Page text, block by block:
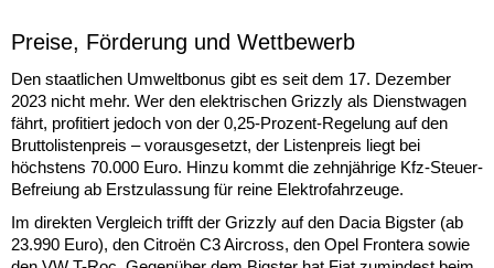
Preise, Förderung und Wettbewerb
Den staatlichen Umweltbonus gibt es seit dem 17. Dezember
2023 nicht mehr. Wer den elektrischen Grizzly als Dienstwagen
fährt, profitiert jedoch von der 0,25-Prozent-Regelung auf den
Bruttolistenpreis – vorausgesetzt, der Listenpreis liegt bei
höchstens 70.000 Euro. Hinzu kommt die zehnjährige Kfz-Steuer-
Befreiung ab Erstzulassung für reine Elektrofahrzeuge.
Im direkten Vergleich trifft der Grizzly auf den Dacia Bigster (ab
23.990 Euro), den Citroën C3 Aircross, den Opel Frontera sowie